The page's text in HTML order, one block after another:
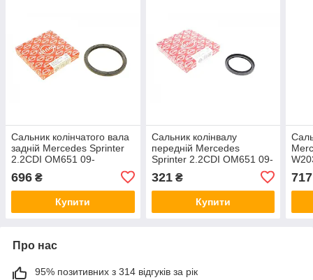
Сальник колінчатого вала
задній Mercedes Sprinter
2.2CDI OM651 09-
(96x114x8.5) Elring 588620
696 ₴
Купити
Сальник колінвалу
передній Mercedes
Sprinter 2.2CDI OM651 09-
321₴
Купити
03-
717
Про нас
95% позитивних з 314 відгуків за рік